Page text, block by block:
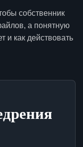
собственник
а понятную
и как действовать